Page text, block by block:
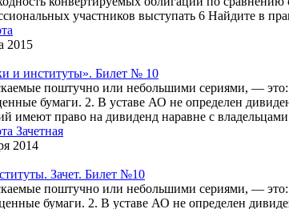
участников выступать 6 Найдите в
2015
и институты». Билет № 10
поштучно или небольшими сериями, —
бумаги. 2. В уставе АО не определен
имеют правo на дивиденд наравне с
Зачетная
2014
Зачет. Билет №10
поштучно или небольшими сериями, —
бумаги. 2. В уставе АО не определен